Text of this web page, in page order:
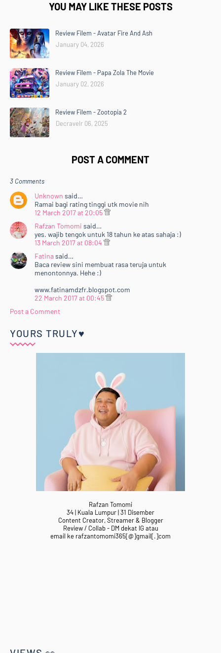
YOU MAY LIKE THESE POSTS
Review Filem - Avatar Fire And Ash
January 04, 2026
Review Filem - Papa Zola The Movie
January 02, 2026
Review Filem - Zootopia 2
Decravelr 06, 2025
POST A COMMENT
3 Comments
Unknown said…
Ramai bagi rating tinggi utk movie nih
12 March 2017 at 20:05
Rafzan Tomomi said…
yes. wajib tengok untuk 18 tahun ke atas sahaja :)
13 March 2017 at 08:04
Fatinasaid…
Baca review sini membuat rasa teruja untuk
menontonnya. Hehe :)
www.fatinamdzfr.blogspot.com
22 March 2017 at 00:45
Post a Comment
YOURS TRULY♥
Rafzan Tomomi
34 | Kuala Lumpur | 31 Disember
Content Creator, Streamer & Blogger
Review / Collab - DM dekat IG atau
email ke rafzantomomi365[@]gmail[.]com